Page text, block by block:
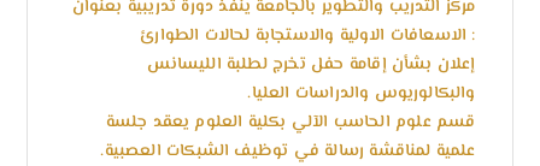
مركز التدريب والتطوير بالجامعة ينفذ دورة تدريبية بعنوان
: الاسعافات الاولية والاستجابة لحالات الطوارئ
إعلان بشأن إقامة حفل تخرج لطلبة الليسانس
والبكالوريوس والدراسات العليا.
قسم علوم الحاسب الآلي بكلية العلوم يعقد جلسة
علمية لمناقشة رسالة في توظيف الشبكات العصبية.